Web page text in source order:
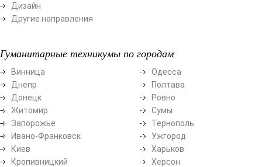
Дизайн
Другие направления
Гуманитарные техникумы по городам
Винница
Днепр
Донецк
Житомир
Запорожье
Ивано-Франковск
Киев
Кропивницкий
Одесса
Полтава
Ровно
Сумы
Тернополь
Ужгород
Харьков
Херсон